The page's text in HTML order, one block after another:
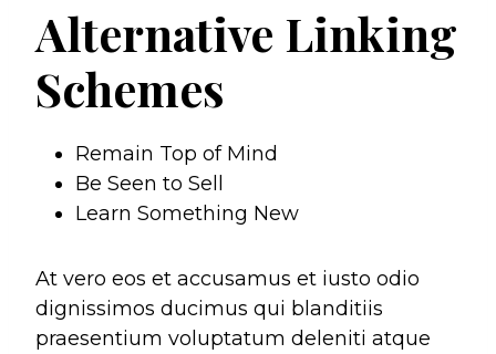
Alternative Linking
Schemes
Remain Top of Mind
Be Seen to Sell
Learn Something New
At vero eos et accusamus et iusto odio
dignissimos ducimus qui blanditiis
praesentium voluptatum deleniti atque